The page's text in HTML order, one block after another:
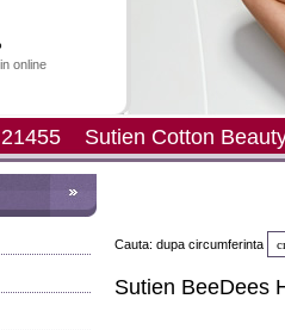
online
Beauty N (Bej) Sutien
Cauta: dupa circumferinta
Sutien BeeDees